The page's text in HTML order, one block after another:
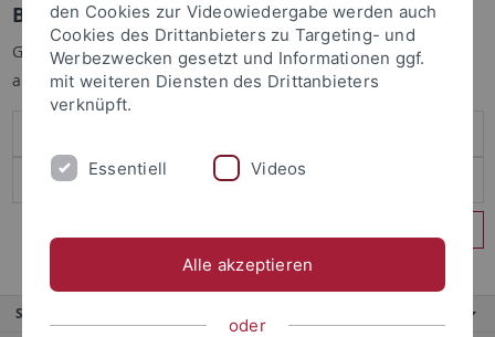
Benutzeranmeldung
Geben Sie Ihren Benutzernamen und Ihr Passwort an um sich
anzumelden:
Service
den Cookies zur Videowiedergabe werden auch
Cookies des Drittanbieters zu Targeting- und
Werbezwecken gesetzt und Informationen ggf.
mit weiteren Diensten des Drittanbieters
verknüpft.
Essentiell Videos
Alle akzeptieren
oder